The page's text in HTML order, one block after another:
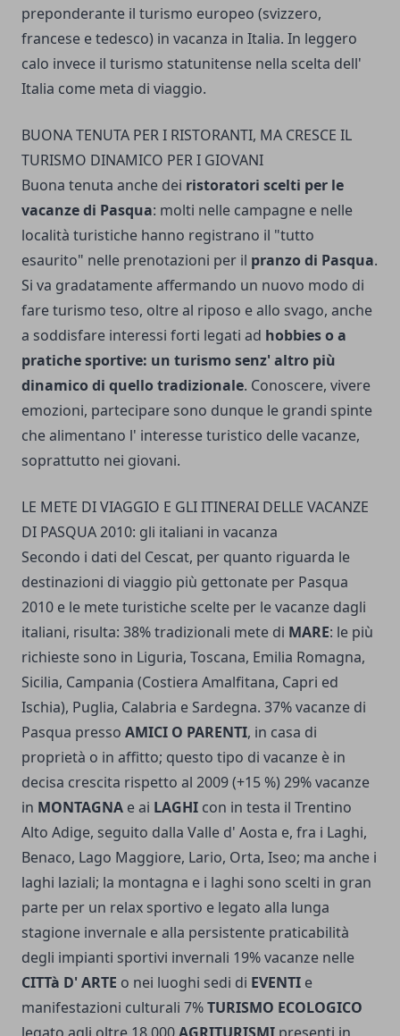
preponderante il turismo europeo (svizzero,
francese e tedesco) in vacanza in Italia. In leggero
calo invece il turismo statunitense nella scelta dell'
Italia come meta di viaggio.
BUONA TENUTA PER I RISTORANTI, MA CRESCE IL
TURISMO DINAMICO PER I GIOVANI
Buona tenuta anche dei ristoratori scelti per le
vacanze di Pasqua: molti nelle campagne e nelle
località turistiche hanno registrano il "tutto
esaurito" nelle prenotazioni per il pranzo di Pasqua.
Si va gradatamente affermando un nuovo modo di
fare turismo teso, oltre al riposo e allo svago, anche
a soddisfare interessi forti legati ad hobbies o a
pratiche sportive: un turismo senz' altro più
dinamico di quello tradizionale. Conoscere, vivere
emozioni, partecipare sono dunque le grandi spinte
che alimentano l' interesse turistico delle vacanze,
soprattutto nei giovani.
LE METE DI VIAGGIO E GLI ITINERAI DELLE VACANZE
DI PASQUA 2010: gli italiani in vacanza
Secondo i dati del Cescat, per quanto riguarda le
destinazioni di viaggio più gettonate per Pasqua
2010 e le mete turistiche scelte per le vacanze dagli
italiani, risulta: 38% tradizionali mete di MARE: le più
richieste sono in Liguria, Toscana, Emilia Romagna,
Sicilia, Campania (Costiera Amalfitana, Capri ed
Ischia), Puglia, Calabria e Sardegna. 37% vacanze di
Pasqua presso AMICI O PARENTI, in casa di
proprietà o in affitto; questo tipo di vacanze è in
decisa crescita rispetto al 2009 (+15 %) 29% vacanze
in MONTAGNA e ai LAGHI con in testa il Trentino
Alto Adige, seguito dalla Valle d' Aosta e, fra i Laghi,
Benaco, Lago Maggiore, Lario, Orta, Iseo; ma anche i
laghi laziali; la montagna e i laghi sono scelti in gran
parte per un relax sportivo e legato alla lunga
stagione invernale e alla persistente praticabilità
degli impianti sportivi invernali 19% vacanze nelle
CITTà D' ARTE o nei luoghi sedi di EVENTI e
manifestazioni culturali 7%TURISMO ECOLOGICO